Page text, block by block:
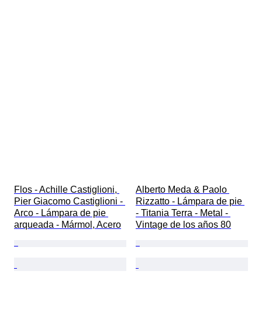
Flos - Achille Castiglioni,
Pier Giacomo Castiglioni -
Arco - Lámpara de pie
arqueada - Mármol, Acero
Alberto Meda & Paolo
Rizzatto - Lámpara de pie
- Titania Terra - Metal -
Vintage de los años 80